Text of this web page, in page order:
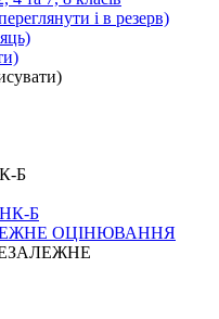
і в резерв)
Б
Б
ОЦІНЮВАННЯ